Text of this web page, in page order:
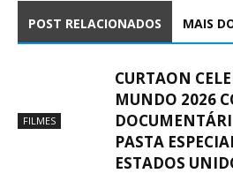
POST RELACIONADOS MAIS
FILMES
CURTAON
MUNDO 2026
PASTA
ESTADOS